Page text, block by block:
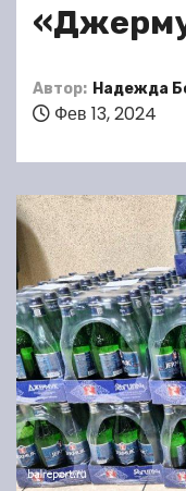
Автор: Надежда
Фев 13, 2024